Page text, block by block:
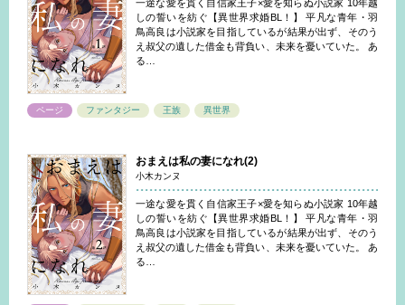
一途な愛を貫く自信家王子×愛を知らぬ小説家 10年越
しの誓いを紡ぐ【異世界求婚BL！】 平凡な青年・羽
鳥高良は小説家を目指しているが結果が出ず、そのう
え叔父の遺した借金も背負い、未来を憂いていた。 あ
る…
ページ ファンタジー 王族 異世界
おまえは私の妻になれ(2)
小木カンヌ
一途な愛を貫く自信家王子×愛を知らぬ小説家 10年越
しの誓いを紡ぐ【異世界求婚BL！】 平凡な青年・羽
鳥高良は小説家を目指しているが結果が出ず、そのう
え叔父の遺した借金も背負い、未来を憂いていた。 あ
る…